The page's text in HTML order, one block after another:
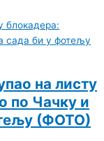
на листу
по Чачку и
(ФОТО)